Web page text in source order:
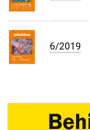
6/2019